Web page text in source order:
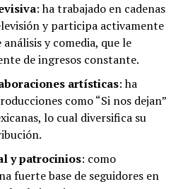
: ha trabajado en cadenas
y participa activamente
y comedia, que le
de ingresos constante.
artísticas: ha
como “Si nos dejan”
lo cual diversifica su
y patrocinios: como
fuerte base de seguidores en